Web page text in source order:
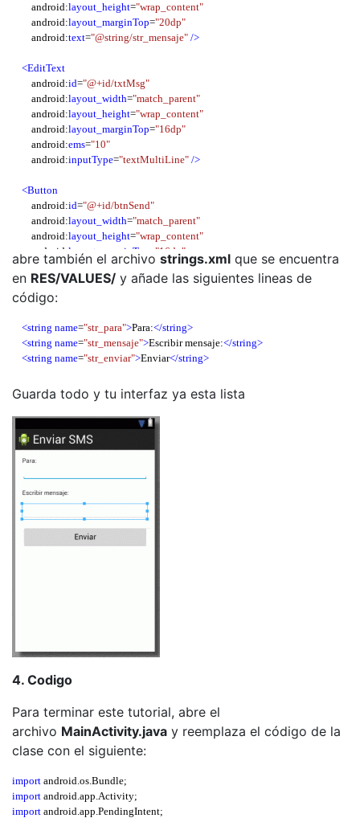
        android:
layout_height="wrap_content"
        android:
layout_marginTop="20dp"
        android:
text="@string/str_mensaje" />
<EditText
        android:
id="@+id/txtMsg"
        android:
layout_width="match_parent"
        android:
layout_height="wrap_content"
        android:
layout_marginTop="16dp"
        android:
ems="10"
        android:
inputType="textMultiLine" />
<Button
        android:
id="@+id/btnSend"
        android:
layout_width="match_parent"
        android:
layout_height="wrap_content"
        android:
layout_marginTop
"16dp"
        android:
text="@string/str_enviar" />
</LinearLayout>
abre también el archivo strings.xml que se encuentra
en RES/VALUES/ y añade las siguientes lineas de
código:
<string name="str_para">Para:</string>
<string name="str_mensaje">Escribir mensaje:</string>
<string name="str_enviar">Enviar</string>
Guarda todo y tu interfaz ya esta lista
4. Codigo
Para terminar este tutorial, abre el
archivo MainActivity.java y reemplaza el código de la
clase con el siguiente:
import android os Bundle;
import android app Activity;
import android app PendingIntent;